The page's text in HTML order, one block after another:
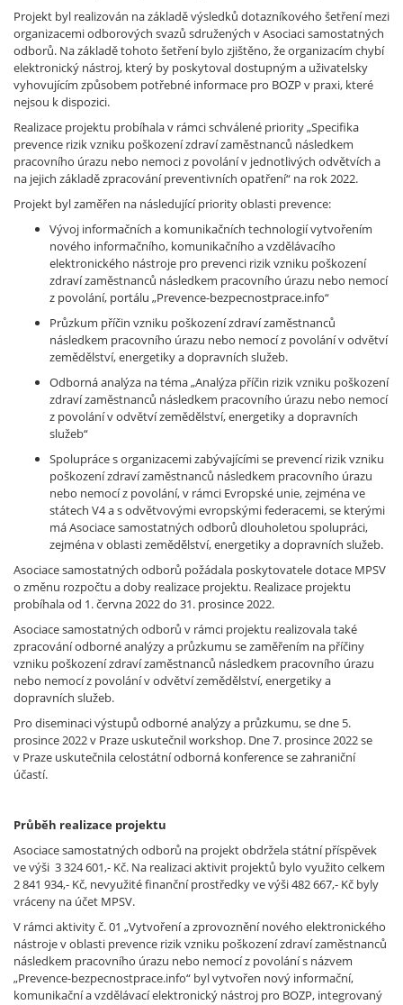
Projekt byl realizován na základě výsledků dotazníkového šetření mezi
organizacemi odborových svazů sdružených v Asociaci samostatných
odborů. Na základě tohoto šetření bylo zjištěno, že organizacím chybí
elektronický nástroj, který by poskytoval dostupným a uživatelsky
vyhovujícím způsobem potřebné informace pro BOZP v praxi, které
nejsou k dispozici.
Realizace projektu probíhala v rámci schválené priority „Specifika
prevence rizik vzniku poškození zdraví zaměstnanců následkem
pracovního úrazu nebo nemoci z povolání v jednotlivých odvětvích a
na jejich základě zpracování preventivních opatření“ na rok 2022.
Projekt byl zaměřen na následující priority oblasti prevence:
Vývoj informačních a komunikačních technologií vytvořením
nového informačního, komunikačního a vzdělávacího
elektronického nástroje pro prevenci rizik vzniku poškození
zdraví zaměstnanců následkem pracovního úrazu nebo nemocí
z povolání, portálu „Prevence-bezpecnostprace.info“
Průzkum příčin vzniku poškození zdraví zaměstnanců
následkem pracovního úrazu nebo nemocí z povolání v odvětví
zemědělství, energetiky a dopravních služeb.
Odborná analýza na téma „Analýza příčin rizik vzniku poškození
zdraví zaměstnanců následkem pracovního úrazu nebo nemocí
z povolání v odvětví zemědělství, energetiky a dopravních
služeb“
Spolupráce s organizacemi zabývajícími se prevencí rizik vzniku
poškození zdraví zaměstnanců následkem pracovního úrazu
nebo nemocí z povolání, v rámci Evropské unie, zejména ve
státech V4 a s odvětvovými evropskými federacemi, se kterými
má Asociace samostatných odborů dlouholetou spolupráci,
zejména v oblasti zemědělství, energetiky a dopravních služeb.
Asociace samostatných odborů požádala poskytovatele dotace MPSV
o změnu rozpočtu a doby realizace projektu. Realizace projektu
probíhala od 1. června 2022 do 31. prosince 2022.
Asociace samostatných odborů v rámci projektu realizovala také
zpracování odborné analýzy a průzkumu se zaměřením na příčiny
vzniku poškození zdraví zaměstnanců následkem pracovního úrazu
nebo nemocí z povolání v odvětví zemědělství, energetiky a
dopravních služeb.
Pro diseminaci výstupů odborné analýzy a průzkumu, se dne 5.
prosince 2022 v Praze uskutečnil workshop. Dne 7. prosince 2022 se
v Praze uskutečnila celostátní odborná konference se zahraniční
účastí.
Průběh realizace projektu
Asociace samostatných odborů na projekt obdržela státní příspěvek
ve výši 3 324 601,- Kč. Na realizaci aktivit projektů bylo využito celkem
2 841 934,- Kč, nevyužité finanční prostředky ve výši 482 667,- Kč byly
vráceny na účet MPSV.
V rámci aktivity č. 01 „Vytvoření a zprovoznění nového elektronického
nástroje v oblasti prevence rizik vzniku poškození zdraví zaměstnanců
následkem pracovního úrazu nebo nemocí z povolání s názvem
„Prevence-bezpecnostprace.info“ byl vytvořen nový informační,
komunikační a vzdělávací elektronický nástroj pro BOZP, integrovaný